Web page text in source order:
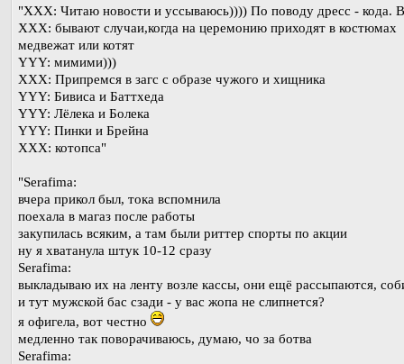
"XXX: Читаю новости и уссываюсь)))) По поводу дресс - кода. В
XXX: бывают случаи,когда на церемонию приходят в костюмах
медвежат или котят
YYY: мимими)))
XXX: Припремся в загс с образе чужого и хищника
YYY: Бивиса и Баттхеда
YYY: Лёлека и Болека
YYY: Пинки и Брейна
XXX: котопса"
"Serafima:
вчера прикол был, тока вспомнила
поехала в магаз после работы
закупилась всяким, а там были риттер спорты по акции
ну я хватанула штук 10-12 сразу
Serafima:
выкладываю их на ленту возле кассы, они ещё рассыпаются,
и тут мужской бас сзади - у вас жопа не слипнется?
я офигела, вот честно
медленно так поворачиваюсь, думаю, чо за ботва
Serafima: